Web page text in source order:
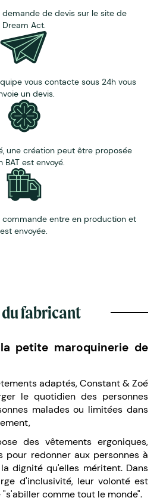
de devis sur le site de
Dream Act.
vous contacte sous 24h vous
un devis.
une création peut être proposée
BAT est envoyé.
commande entre en production et
est envoyée.
fabricant
petite maroquinerie de
adaptés, Constant & Zoé
le quotidien des personnes
malades ou limitées dans
des vêtements ergoniques,
pour redonner aux personnes à
dignité qu'elles méritent. Dans
d'inclusivité, leur volonté est
comme tout le monde".